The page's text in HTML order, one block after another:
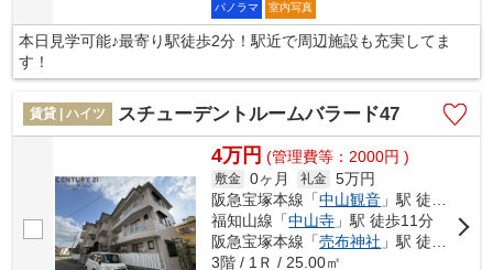
パノラマ 室内写真
本日見学可能♪最寄り駅徒歩2分！駅近で周辺施設も充実してま
す！
賃貸 | ハイツ スチューデントルームバラード47
4万円 (管理費等：2000円 )
敷金 0ヶ月 礼金 5万円
阪急宝塚本線「中山観音 」駅 徒歩7分
福知山線「中山寺 」駅 徒歩11分
阪急宝塚本線「売布神社 」駅 徒歩14分
3階 / 1Ｒ / 25.00㎡